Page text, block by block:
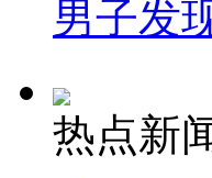
男子发
热点新